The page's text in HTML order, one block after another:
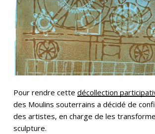
Pour rendre cette décollection
des Moulins souterrains a décidé de
des artistes, en charge de les
sculpture.